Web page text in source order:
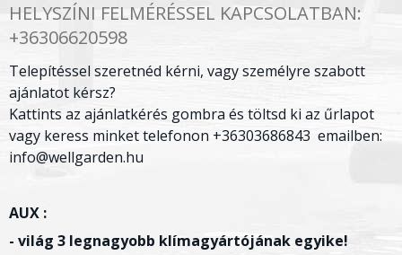
HELYSZÍNI FELMÉRÉSSEL KAPCSOLATBAN:
+36306620598
Telepítéssel szeretnéd kérni, vagy személyre szabott
ajánlatot kérsz?
Kattints az ajánlatkérés gombra és töltsd ki az űrlapot
vagy keress minket telefonon +36303686843 emailben:
info@wellgarden.hu
AUX :
- világ 3 legnagyobb klímagyártójának egyike!